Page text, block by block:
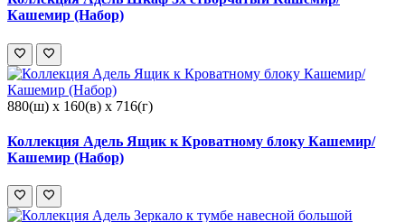
Кашемир (Набор)
880(ш) x 160(в) x 716(г)
Коллекция Адель Ящик к Кроватному блоку Кашемир/
Кашемир (Набор)